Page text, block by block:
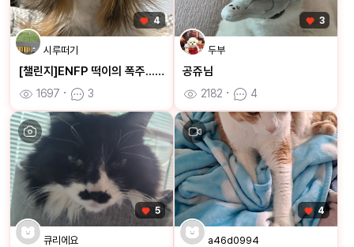
4
시루떠기
[챌린지]ENFP 떡이의 폭주...🐶
1697 ㆍ 3
3
두부
공쥬님
2182 ㆍ 4
5
큐리에요
4
a46d0994